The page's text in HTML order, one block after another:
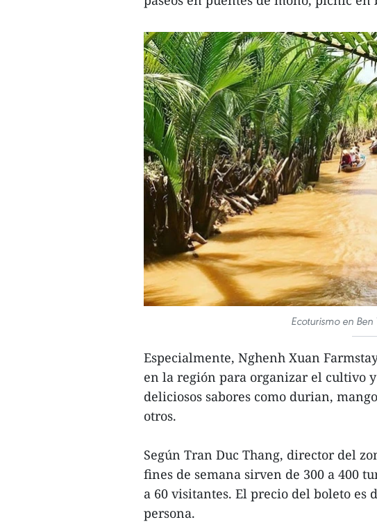
Ecoturismo en
Especialmente, Nghenh Xuan
en la región para organizar el cultivo
deliciosos sabores como durian,
otros.
Según Tran Duc Thang, director del
fines de semana sirven de 300 a 400
a 60 visitantes. El precio del boleto es
persona.